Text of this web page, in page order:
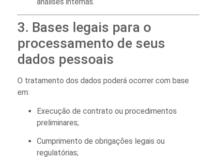
3. Bases legais para o
processamento de seus
dados pessoais
O tratamento dos dados poderá ocorrer com base
em:
Execução de contrato ou procedimentos
preliminares;
Cumprimento de obrigações legais ou
regulatórias;